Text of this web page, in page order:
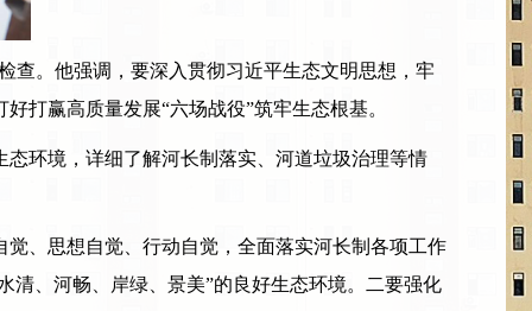
。他强调，要深入贯彻习近平生态文明思想，牢
打赢高质量发展“六场战役”筑牢生态根基。
环境，详细了解河长制落实、河道垃圾治理等情
、思想自觉、行动自觉，全面落实河长制各项工作
清、河畅、岸绿、景美”的良好生态环境。二要强化